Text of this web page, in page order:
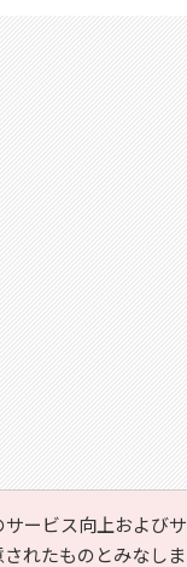
ービス向上およ
れたものとみなしま